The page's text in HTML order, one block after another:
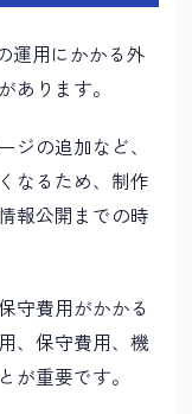
運用にかかる外
あります。
ジの追加など、
なるため、制作
報公開までの時
守費用がかかる
、保守費用、機
が重要です。